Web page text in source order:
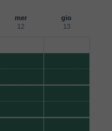
mer
12
gio
13